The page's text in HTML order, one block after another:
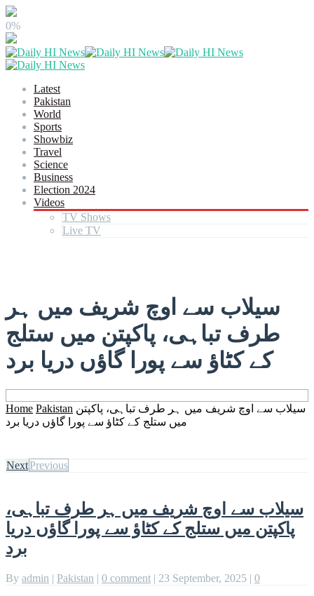
0%
Latest
Pakistan
World
Sports
Showbiz
Travel
Science
Business
Election 2024
Videos
TV Shows
Live TV
سیلاب سے اوچ شریف میں ہر
طرف تباہی، پاکپتن میں ستلج
کے کٹاؤ سے پورا گاؤں دریا برد
Home Pakistan سیلاب سے اوچ شریف میں ہر طرف تباہی، پاکپتن
میں ستلج کے کٹاؤ سے پورا گاؤں دریا برد
NextPrevious
سیلاب سے اوچ شریف میں ہر طرف تباہی،
پاکپتن میں ستلج کے کٹاؤ سے پورا گاؤں دریا
برد
By admin | Pakistan | 0 comment | 23 September, 2025 | 0